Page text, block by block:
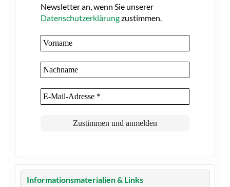
Newsletter an, wenn Sie unserer
Datenschutzerklärungzustimmen.
Informationsmaterialien & Links